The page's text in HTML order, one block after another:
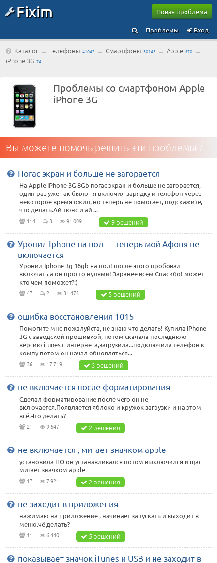
Fixim Новая проблема
Вход
Проблемы
Каталог → Телефоны 41047 → Смартфоны 30145 → Apple 670 →
iPhone 3G 74
Проблемы со смартфоном Apple
iPhone 3G
Вы можете помочь решить эти проблемы ?
Погас экран и больше не загорается
На Apple iPhone 3G 8Gb погас экран и больше не загорается,
один раз уже так было - я включил зарядку и телефон через
некоторое время ожил, но теперь не помогает, подскажите,
что делать.Ай тюнс и ай ...
114 3 91 009 9 решений
Уронил Iphone на пол — теперь мой Афоня не
включается
Уронил Iphone 3g 16gb на пол! после этого пробовал
включать а он просто нулями! Заранее всем Спасибо! может
кто чем поможет?:)
47 2 31 473 5 решений
ошибка восстановления 1015
Помогите мне пожалуйста, не знаю что делать! Купила iPhone
3G с заводской прошивкой, потом скачала последнюю
версию itunes с интернета,загрузила...подключила телефон к
компу потом он начал обновляться...
36 17 719 5 решений
не включается после форматирования
Сделал форматирование,после чего он не
включается.Появляется яблоко и кружок загрузки и на этом
всё.Что делать?
21 9 647 2 решения
не включается , мигает значком apple
установила ПО он устанавливался потом выключился и щас
мигает значком apple
17 7 921 2 решения
не заходит в приложения
нажимаю на приложение , начинает запускать и выходит в
меню.чё делать?
11 6 440 5 решений
показывает значок iTunes и USB и не заходит в